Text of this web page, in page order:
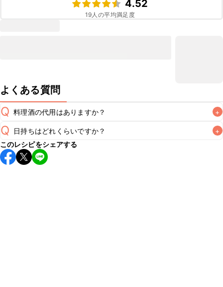
4.52
19人の平均満足度
よくある質問
Q 料理酒の代用はありますか？ +
A
Q 日持ちはどれくらいですか？ +
保存期間は冷蔵で翌日中が目安です。なるべくお早めにお召
し上がりください。
このレシピをシェアする